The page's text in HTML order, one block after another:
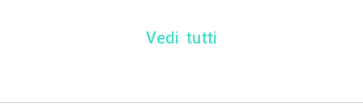
Vedi tutti